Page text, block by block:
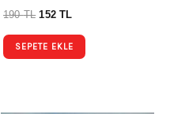
190TL 152TL
SEPETE EKLE